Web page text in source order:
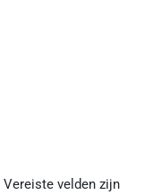
Vereiste velden zijn